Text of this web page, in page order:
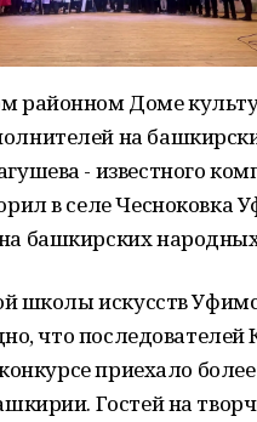
районном Доме
на
- известного
в селе Чесноковка
башкирских
школы искусств
что
приехало
Гостей на